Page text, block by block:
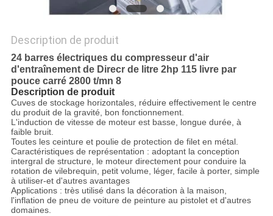
Description de produit
24 barres électriques du compresseur d'air
d'entraînement de Direcr de litre 2hp 115 livre par
pouce carré 2800 t/mn 8
Description de produit
Cuves de stockage horizontales, réduire effectivement le centre
du produit de la gravité, bon fonctionnement.
L'induction de vitesse de moteur est basse, longue durée, à
faible bruit.
Toutes les ceinture et poulie de protection de filet en métal.
Caractéristiques de représentation : adoptant la conception
intergral de structure, le moteur directement pour conduire la
rotation de vilebrequin, petit volume, léger, facile à porter, simple
à utiliser-et d'autres avantages
Applications : très utilisé dans la décoration à la maison,
l'inflation de pneu de voiture de peinture au pistolet et d'autres
domaines.